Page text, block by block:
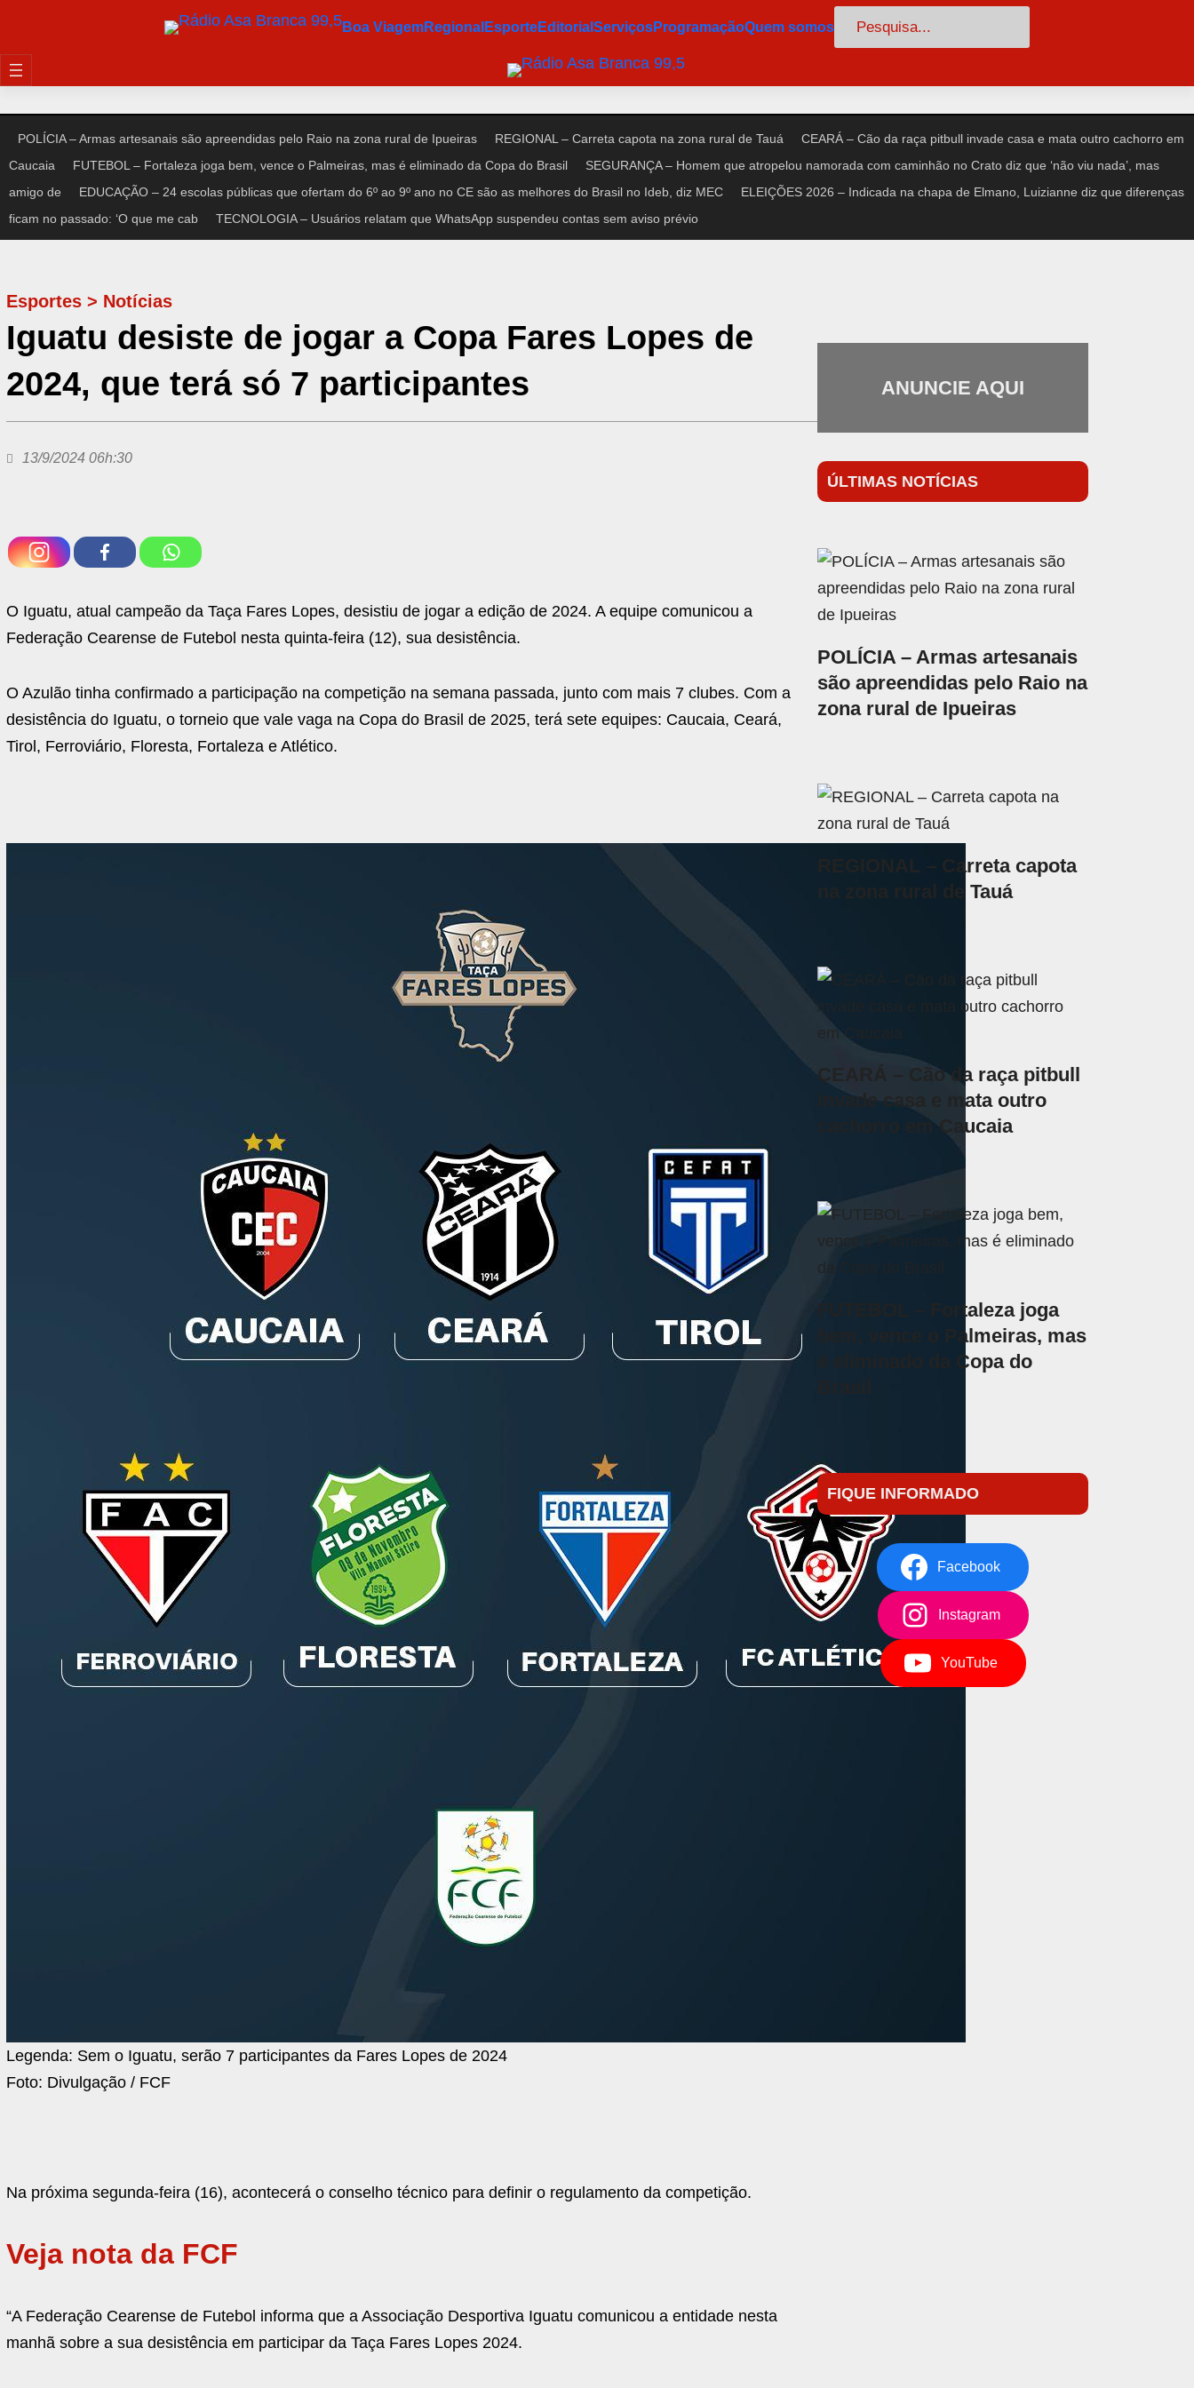
Boa ViagemRegional EsporteEditorial ServiçosProgramaçãoQuem somos Pesquisar
POLÍCIA – Armas artesanais são apreendidas pelo Raio na zona rural de Ipueiras REGIONAL – Carreta capota na zona rural de Tauá
CEARÁ – Cão da raça pitbull invade casa e mata outro cachorro em
Caucaia
FUTEBOL – Fortaleza joga bem, vence o Palmeiras, mas é eliminado da Copa do Brasil
SEGURANÇA – Homem que atropelou namorada com caminhão no Crato diz que ‘não viu nada’, mas
amigo de
EDUCAÇÃO – 24 escolas públicas que ofertam do 6º ao 9º ano no CE são as melhores do Brasil no Ideb, diz MEC
ELEIÇÕES 2026 – Indicada na chapa de Elmano, Luizianne diz que diferenças
ficam no passado: ‘O que me cab
TECNOLOGIA – Usuários relatam que WhatsApp suspendeu contas sem aviso prévio
Esportes > Notícias
Iguatu desiste de jogar a Copa Fares Lopes de
2024, que terá só 7 participantes
13/9/2024 06h:30
O Iguatu, atual campeão da Taça Fares Lopes, desistiu de jogar a edição de 2024. A equipe comunicou a
Federação Cearense de Futebol nesta quinta-feira (12), sua desistência.
O Azulão tinha confirmado a participação na competição na semana passada, junto com mais 7 clubes. Com a
desistência do Iguatu, o torneio que vale vaga na Copa do Brasil de 2025, terá sete equipes: Caucaia, Ceará,
Tirol, Ferroviário, Floresta, Fortaleza e Atlético.
Legenda: Sem o Iguatu, serão 7 participantes da Fares Lopes de 2024
Foto: Divulgação / FCF
Na próxima segunda-feira (16), acontecerá o conselho técnico para definir o regulamento da competição.
Veja nota da FCF
“A Federação Cearense de Futebol informa que a Associação Desportiva Iguatu comunicou a entidade nesta
manhã sobre a sua desistência em participar da Taça Fares Lopes 2024.
ANUNCIE AQUI
ÚLTIMAS NOTÍCIAS
POLÍCIA – Armas artesanais
são apreendidas pelo Raio na
zona rural de Ipueiras
REGIONAL – Carreta capota
na zona rural de Tauá
CEARÁ – Cão da raça pitbull
invade casa e mata outro
cachorro em Caucaia
FUTEBOL – Fortaleza joga
bem, vence o Palmeiras, mas
é eliminado da Copa do
FIQUE INFORMADO
Facebook
Instagram
YouTube